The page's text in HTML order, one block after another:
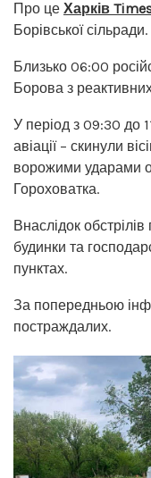
Про це Харків
Борівської сільради.
Близько 06:00
Борова з
У період з 09:30 до
авіації – скинули
ворожими ударами
Гороховатка.
Внаслідок
будинки та
пунктах.
За попередньою
постраждалих.